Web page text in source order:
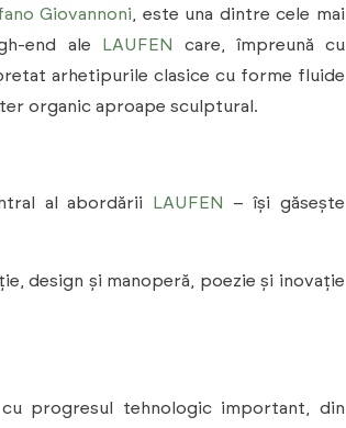
Giovannoni, este una dintre cele mai
end ale
LAUFEN
care, împreună cu
arhetipurile clasice cu forme fluide
organic aproape sculptural.
al abordării LAUFEN
– își găsește
design și manoperă, poezie și inovație
progresul tehnologic important, din